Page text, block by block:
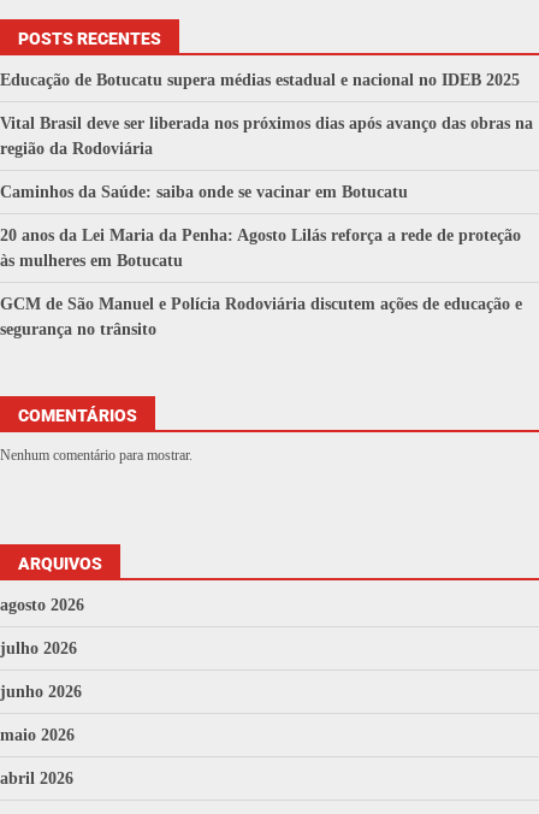
POSTS RECENTES
Educação de Botucatu supera médias estadual e nacional no IDEB 2025
Vital Brasil deve ser liberada nos próximos dias após avanço das obras na
região da Rodoviária
Caminhos da Saúde: saiba onde se vacinar em Botucatu
20 anos da Lei Maria da Penha: Agosto Lilás reforça a rede de proteção
às mulheres em Botucatu
GCM de São Manuel e Polícia Rodoviária discutem ações de educação e
segurança no trânsito
COMENTÁRIOS
Nenhum comentário para mostrar.
ARQUIVOS
agosto 2026
julho 2026
junho 2026
maio 2026
abril 2026